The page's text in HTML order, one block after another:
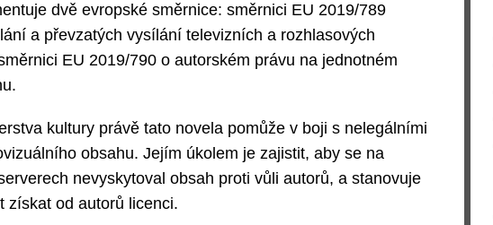
dvě evropské směrnice: směrnici EU 2019/789
a převzatých vysílání televizních a rozhlasových
EU 2019/790 o autorském právu na jednotném
kultury právě tato novela pomůže v boji s nelegálními
obsahu. Jejím úkolem je zajistit, aby se na
nevyskytoval obsah proti vůli autorů, a stanovuje
získat od autorů licenci.